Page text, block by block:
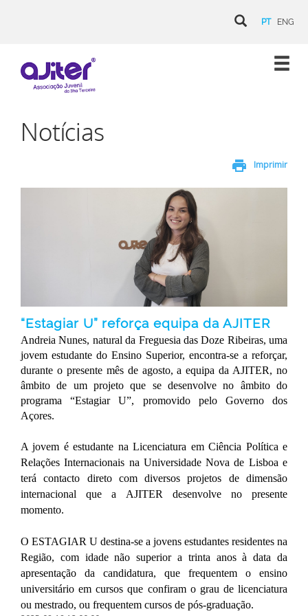
PT ENG
Notícias
print Imprimir
“Estagiar U” reforça equipa da AJITER
Andreia Nunes, natural da Freguesia das Doze Ribeiras, uma
jovem estudante do Ensino Superior, encontra-se a reforçar,
durante o presente mês de agosto, a equipa da AJITER, no
âmbito de um projeto que se desenvolve no âmbito do
programa “Estagiar U”, promovido pelo Governo dos
Açores.
A jovem é estudante na Licenciatura em Ciência Política e
Relações Internacionais na Universidade Nova de Lisboa e
terá contacto direto com diversos projetos de dimensão
internacional que a AJITER desenvolve no presente
momento.
O ESTAGIAR U destina-se a jovens estudantes residentes na
Região, com idade não superior a trinta anos à data da
apresentação da candidatura, que frequentem o ensino
universitário em cursos que confiram o grau de licenciatura
ou mestrado, ou frequentem cursos de pós-graduação.